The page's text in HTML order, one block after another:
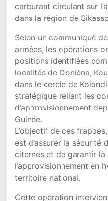
carburant circulant sur
dans la région de
Selon un communiqué
armées, les opérations
positions identifiées
localités de Donièna,
dans le cercle de
stratégique reliant les
d’approvisionnement
Guinée.
L’objectif de ces
est d’assurer la sécurité
citernes et de garantir
l’approvisionnement en
territoire national.
Cette opération